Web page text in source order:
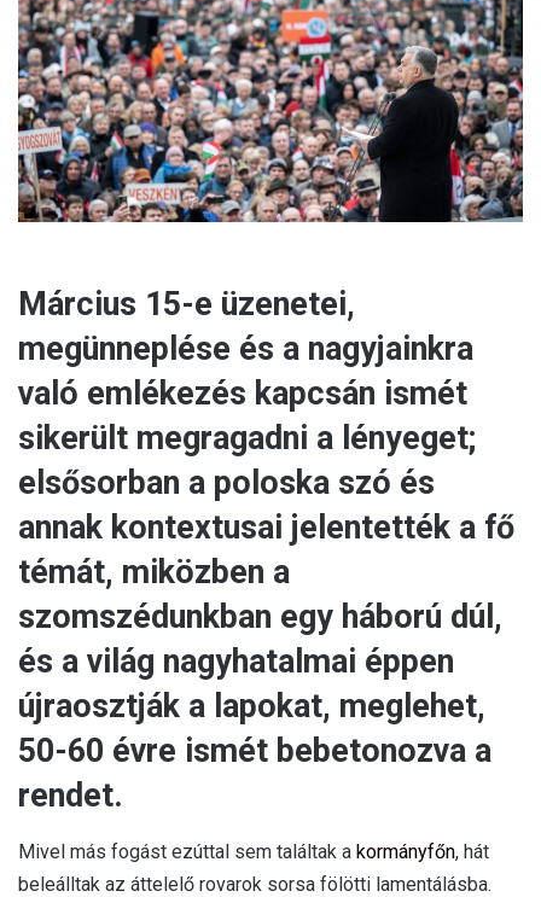
m
a
i
l
Március 15-e üzenetei,
megünneplése és a nagyjainkra
való emlékezés kapcsán ismét
sikerült megragadni a lényeget;
elsősorban a poloska szó és
annak kontextusai jelentették a fő
témát, miközben a
szomszédunkban egy háború dúl,
és a világ nagyhatalmai éppen
újraosztják a lapokat, meglehet,
50-60 évre ismét bebetonozva a
rendet.
Mivel más fogást ezúttal sem találtak a kormányfőn, hát
beleálltak az áttelelő rovarok sorsa fölötti lamentálásba.